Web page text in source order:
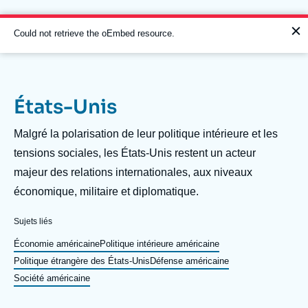
au
contenu
principal
Navigation
principale
L'Ifri
Analyses
Événements
À propos de l'Ifri
L'Ifri en bref Proche-Orient
Message
d'erreur
Could not retrieve the oEmbed resource.
États-Unis
Description
Malgré la polarisation de leur politique intérieure et les
tensions sociales, les États-Unis restent un acteur
majeur des relations internationales, aux niveaux
économique, militaire et diplomatique.
Sujets liés
Économie américainePolitique intérieure américaine
Politique étrangère des États-Unis Défense américaine
Société américaine